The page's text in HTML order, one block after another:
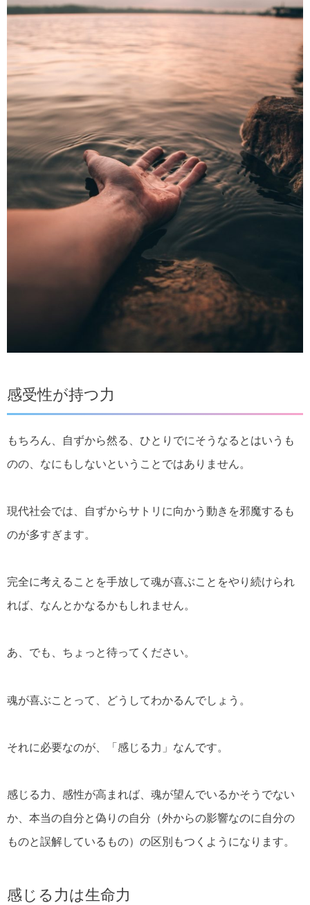
感受性が持つ力
もちろん、自ずから然る、ひとりでにそうなるとはいうも
のの、なにもしないということではありません。
現代社会では、自ずからサトリに向かう動きを邪魔するも
のが多すぎます。
完全に考えることを手放して魂が喜ぶことをやり続けられ
れば、なんとかなるかもしれません。
あ、でも、ちょっと待ってください。
魂が喜ぶことって、どうしてわかるんでしょう。
それに必要なのが、「感じる力」なんです。
感じる力、感性が高まれば、魂が望んでいるかそうでない
か、本当の自分と偽りの自分（外からの影響なのに自分の
ものと誤解しているもの）の区別もつくようになります。
感じる力は生命力